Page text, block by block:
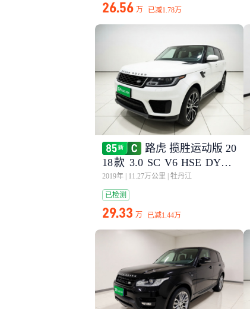
26.56 万 已减1.78万
路虎 揽胜运动版 20
18款 3.0 SC V6 HSE DYNA
MIC
2019年 11.27万公里 牡丹江
已检测
29.33 万 已减1.44万